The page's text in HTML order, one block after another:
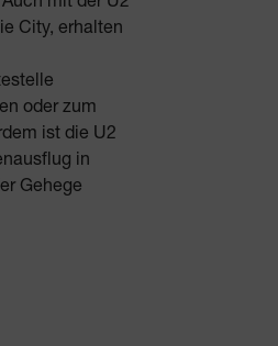
City, erhalten
oder zum
ist die U2
in
Gehege